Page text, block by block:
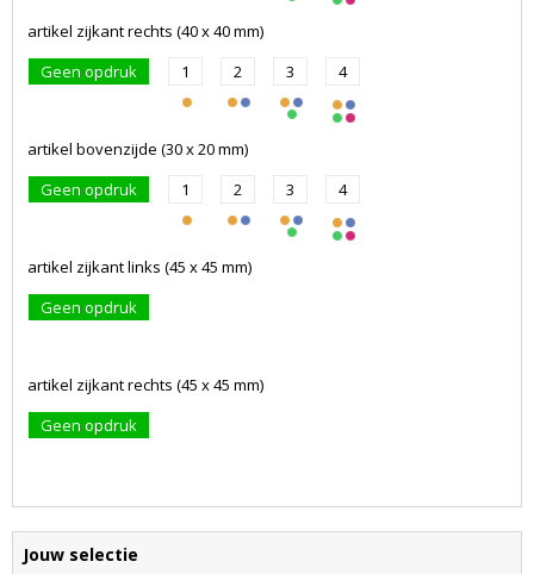
artikel zijkant rechts (40 x 40 mm)
Geen opdruk
1 2 3 4
artikel bovenzijde (30 x 20 mm)
Geen opdruk
1 2 3 4
artikel zijkant links (45 x 45 mm)
Geen opdruk
artikel zijkant rechts (45 x 45 mm)
Geen opdruk
Jouw selectie